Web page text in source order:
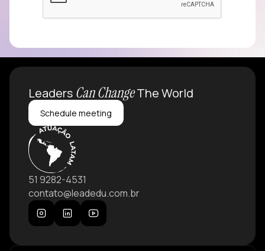
Leaders Can ChangeThe World
Schedule meeting
51 9282-4531
contato@leadedu.com.br